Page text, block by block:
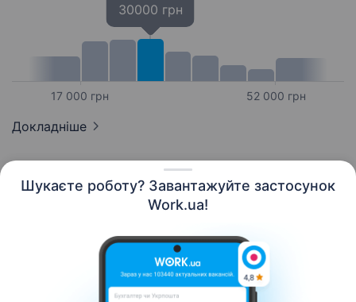
Шукаєте роботу? Завантажуйте застосунок
Work.ua!
17 000 грн
30000 грн
52 000 грн
Докладніше